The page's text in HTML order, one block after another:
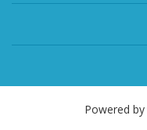
Powered by